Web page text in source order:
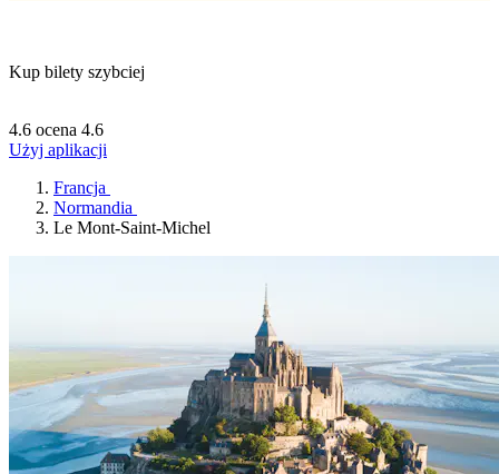
Kup bilety szybciej
4.6 ocena 4.6
Użyj aplikacji
Francja
Normandia
Le Mont-Saint-Michel